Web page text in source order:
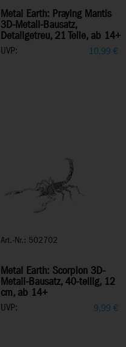
Metal Earth: Praying Mantis
3D-Metall-Bausatz,
Detailgetreu, 21 Teile, ab 14+
UVP: 10,99 €
Art.-Nr.: 502702
Metal Earth: Scorpion 3D-
Metall-Bausatz, 40-teilig, 12
cm, ab 14+
UVP: 9,99 €